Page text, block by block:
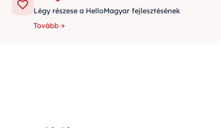
Légy részese a HelloMagyar fejlesztésének
Tovább